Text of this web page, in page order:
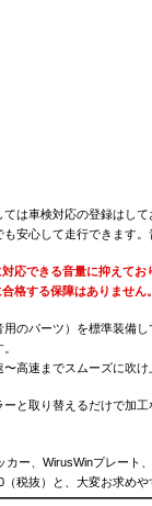
ては車検対応の登録はし
も安心して走行できます
応できる音量に抑えて
格する保障はありませ
用のパーツ）を標準装備
〜高速までスムーズに吹
ーと取り替えるだけで加
カー、WirusWinプレート
（税抜）と、大変お求め